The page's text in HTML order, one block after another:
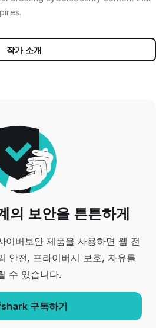
작가 소개
의 보안을 튼튼하게
버보안 제품을 사용하면 웹 전
안전, 프라이버시 보호, 자유를
수 있습니다.
구독하기